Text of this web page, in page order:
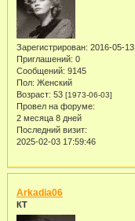
Зарегистрирован: 2016-05-13
Приглашений: 0
Сообщений: 9145
Пол: Женский
Возраст: 53 [1973-06-03]
Провел на форуме:
2 месяца 8 дней
Последний визит:
2025-02-03 17:59:46
Arkadia06
КТ